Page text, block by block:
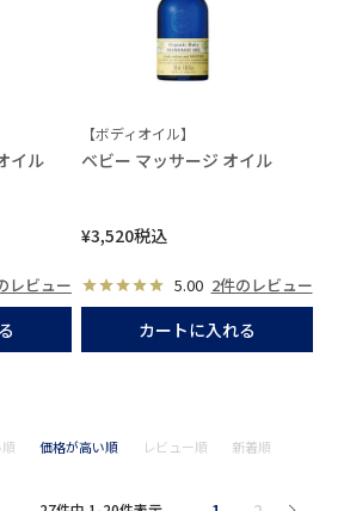
イル
レビュー
【ボディオイル】
ベビー マッサージ オイル
¥3,520税込
5.00 2件のレビュー
カートに入れる
価格が高い順 レビュー順 新着順